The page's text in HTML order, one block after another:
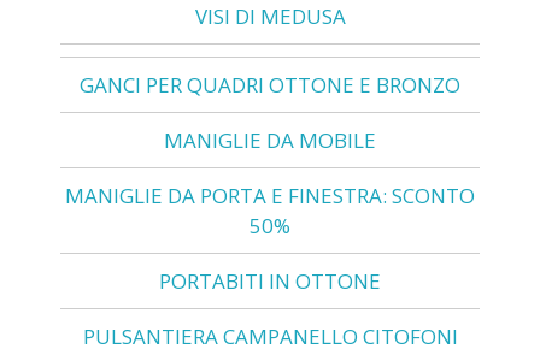
VISI DI MEDUSA
GANCI PER QUADRI OTTONE E BRONZO
MANIGLIE DA MOBILE
MANIGLIE DA PORTA E FINESTRA: SCONTO
50%
PORTABITI IN OTTONE
PULSANTIERA CAMPANELLO CITOFONI